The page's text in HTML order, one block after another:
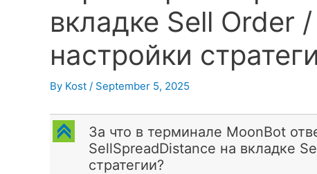
вкладке Sell Order
настройки
By Kost / September 5, 2025
C
За что в терминале MoonBot
SellSpreadDistance на вкладке
стратегии?